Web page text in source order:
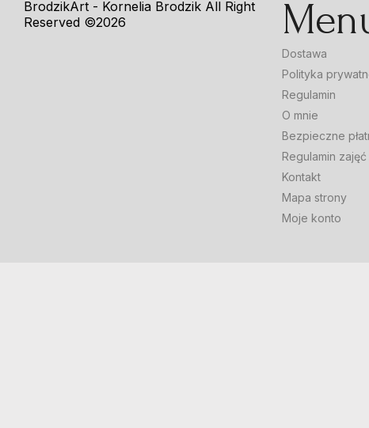
BrodzikArt - Kornelia Brodzik All Right
Reserved ©2026
Dostawa
Polityka
Regulamin
O mnie
Bezpieczne
Regulamin
Kontakt
Mapa strony
Moje konto